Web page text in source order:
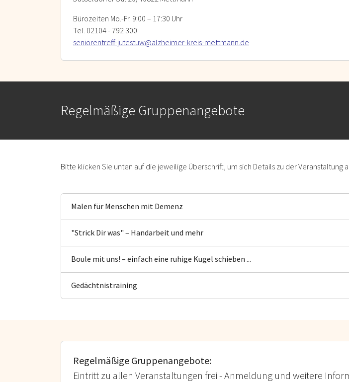
Bürozeiten Mo.-Fr. 9:00 – 17:30 Uhr
Tel. 02104 - 792 300
seniorentreff-jutestuw@alzheimer-kreis-mettmann.de
Regelmäßige Gruppenangebote
Bitte klicken Sie unten auf die jeweilige Überschrift, um sich Details zu der Veranstaltung
Malen für Menschen mit Demenz
"Strick Dir was" – Handarbeit und mehr
Boule mit uns! – einfach eine ruhige Kugel schieben ...
Gedächtnistraining
Regelmäßige Gruppenangebote:
Eintritt zu allen Veranstaltungen frei - Anmeldung und weitere